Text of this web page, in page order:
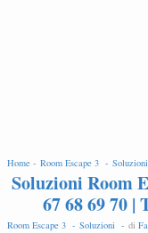
Home - Room Escape 3 -
Soluzioni Room
67 68 69 70
Room Escape 3 - Soluzioni - di